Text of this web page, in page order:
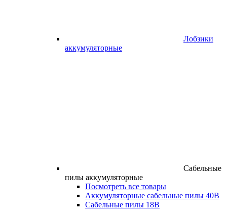
Лобзики
аккумуляторные
Сабельные
пилы аккумуляторные
Посмотреть все товары
Аккумуляторные сабельные пилы 40В
Сабельные пилы 18В